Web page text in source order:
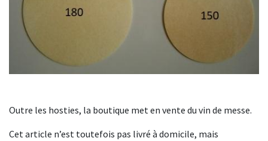
Outre les hosties, la boutique met en vente du vin de messe.
Cet article n’est toutefois pas livré à domicile, mais